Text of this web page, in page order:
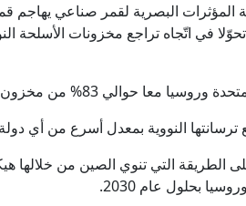
المؤثرات البصرية لقمر صناعي يهاجم
في اتّجاه تراجع مخزونات الأسلحة
العالم من الأسلحة النووية، مع امتلاك كل منهما أكثر من 5000 رأس نووي.
النووية بمعدل أسرع من أي دولة
الطريقة التي تنوي الصين من خلالها
بحلول عام 2030.